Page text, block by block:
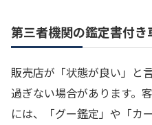
第三者機関の鑑定書付
販売店が「状態が良い」と
過ぎない場合があります。
には、「グー鑑定」や「カ